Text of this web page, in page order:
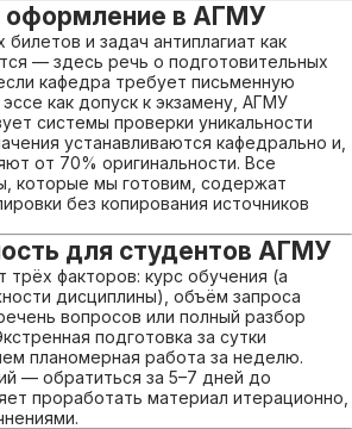
оформление в АГМУ
и задач антиплагиат как
— здесь речь о подготовительных
кафедра требует письменную
как допуск к экзамену, АГМУ
системы проверки уникальности
устанавливаются кафедрально и,
от 70% оригинальности. Все
которые мы готовим, содержат
без копирования источников
для студентов АГМУ
трёх факторов: курс обучения (а
дисциплины), объём запроса
вопросов или полный разбор
подготовка за сутки
планомерная работа за неделю.
— обратиться за 5–7 дней до
проработать материал итерационно,